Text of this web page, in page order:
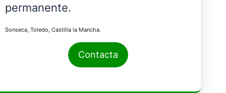
permanente.
Sonseca, Toledo, Castilla la Mancha.
Contacta